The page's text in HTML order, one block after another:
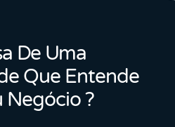
De Uma
Que Entende
Negócio ?